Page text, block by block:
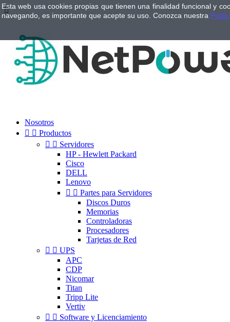

Nosotros
  Productos
  Servidores
HP - Hewlett Packard
Cisco
DELL
Lenovo
  Partes para Servidores
Discos Duros
Memorias
Controladoras
Procesadores
Tarjetas de Red
  UPS
APC
CDP
Nicomar
Titan
Tripp Lite
Vertiv
  Software y Licenciamiento
Esta web usa cookies propias que tienen una finalidad funcional y
navegando, es importante que acepte su uso. Conozca nuestra